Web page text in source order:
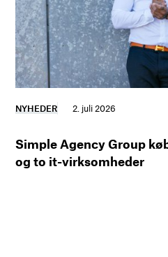
NYHEDER 2. juli 2026
Simple Agency Group
og to it-virksomheder